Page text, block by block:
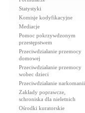
Statystyki
Komisje kodyfikacyjne
Mediacje
Pomoc pokrzywdzonym
przestępstwem
Przeciwdziałanie przemocy
domowej
Przeciwdziałanie przemocy
wobec dzieci
Przeciwdziałanie narkomanii
Zakłady poprawcze,
schroniska dla nieletnich
Ośrodki kuratorskie